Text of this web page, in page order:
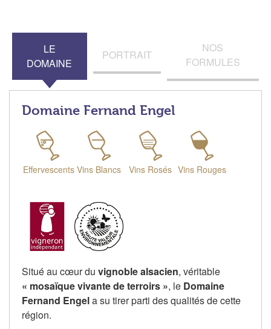
LE
DOMAINE
PORTRAIT
NOS
FORMULES
Domaine Fernand Engel
Effervescents Vins Blancs Vins Rosés Vins Rouges
Situé au cœur du vignoble alsacien, véritable
« mosaïque vivante de terroirs », le Domaine
Fernand Engela su tirer parti des qualités de cette
région.